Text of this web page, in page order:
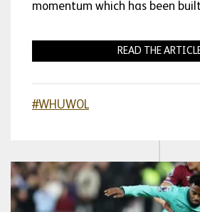
momentum which has been
READ THE
#WHUWOL